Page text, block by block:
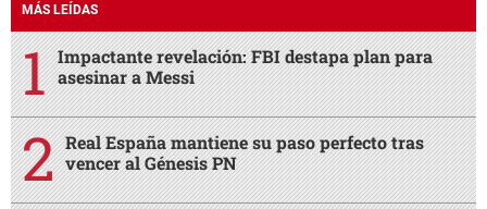
MÁS LEÍDAS
Impactante revelación: FBI destapa plan para
asesinar a Messi
Real España mantiene su paso perfecto tras
vencer al Génesis PN